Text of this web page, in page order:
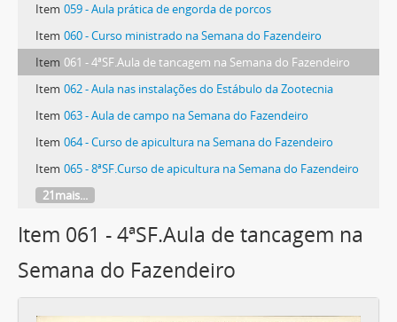
Item 059 - Aula prática de engorda de porcos
Item 060 - Curso ministrado na Semana do Fazendeiro
Item 061 - 4ªSF.Aula de tancagem na Semana do Fazendeiro
Item 062 - Aula nas instalações do Estábulo da Zootecnia
Item 063 - Aula de campo na Semana do Fazendeiro
Item 064 - Curso de apicultura na Semana do Fazendeiro
Item 065 - 8ªSF.Curso de apicultura na Semana do Fazendeiro
21mais...
Item 061 - 4ªSF.Aula de tancagem na
Semana do Fazendeiro